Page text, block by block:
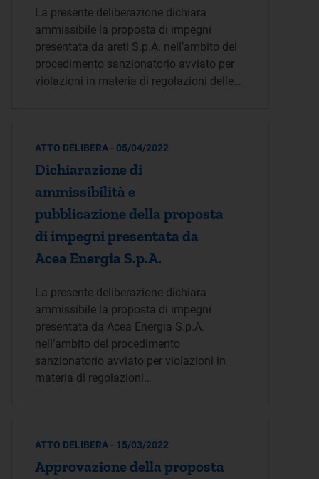
La presente deliberazione dichiara
ammissibile la proposta di impegni
presentata da areti S.p.A. nell’ambito del
procedimento sanzionatorio avviato per
violazioni in materia di regolazioni delle…
ATTO DELIBERA - 05/04/2022
Dichiarazione di
ammissibilità e
pubblicazione della proposta
di impegni presentata da
Acea Energia S.p.A.
La presente deliberazione dichiara
ammissibile la proposta di impegni
presentata da Acea Energia S.p.A.
nell’ambito del procedimento
sanzionatorio avviato per violazioni in
materia di regolazioni…
ATTO DELIBERA - 15/03/2022
Approvazione della proposta